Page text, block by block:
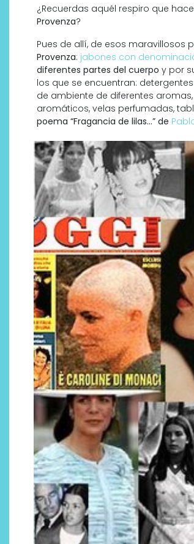
¿Recuerdas aquél respiro que
Provenza?
Pues de allí, de esos
Provenza: jabones con
diferentes partes del cuerpo y por
los que se encuentran:
de ambiente de diferentes
aromáticos, velas perfumadas,
poema “Fragancia de lilas…” de
¿Qué revelan las
de Alexia
sobre la nueva
objeto-artista?